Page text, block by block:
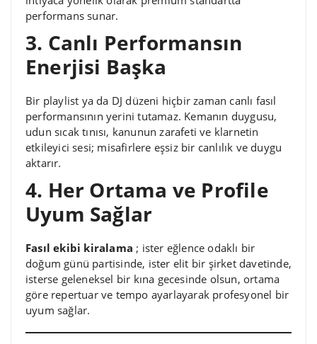
performans sunar.
3. Canlı Performansın
Enerjisi Başka
Bir playlist ya da DJ düzeni hiçbir zaman canlı fasıl
performansının yerini tutamaz. Kemanın duygusu,
udun sıcak tınısı, kanunun zarafeti ve klarnetin
etkileyici sesi; misafirlere eşsiz bir canlılık ve duygu
aktarır.
4. Her Ortama ve Profile
Uyum Sağlar
Fasıl ekibi kiralama ; ister eğlence odaklı bir
doğum günü partisinde, ister elit bir şirket davetinde,
isterse geleneksel bir kına gecesinde olsun, ortama
göre repertuar ve tempo ayarlayarak profesyonel bir
uyum sağlar.